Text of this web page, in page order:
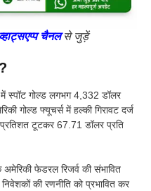
चैनलसे जुड़ें
स्पॉट गोल्ड लगभग 4,332 डॉलर
गोल्ड फ्यूचर्स में हल्की गिरावट दर्ज
टूटकर 67.71 डॉलर प्रति
अमेरिकी फेडरल रिजर्व की संभावित
की रणनीति को प्रभावित कर